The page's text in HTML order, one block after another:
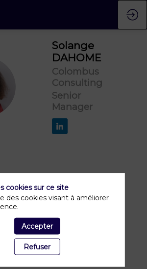
Solange
DAHOME
Colombus
Consulting
Senior
Manager
cookies sur ce site
des cookies visant à améliorer
Accepter
Refuser